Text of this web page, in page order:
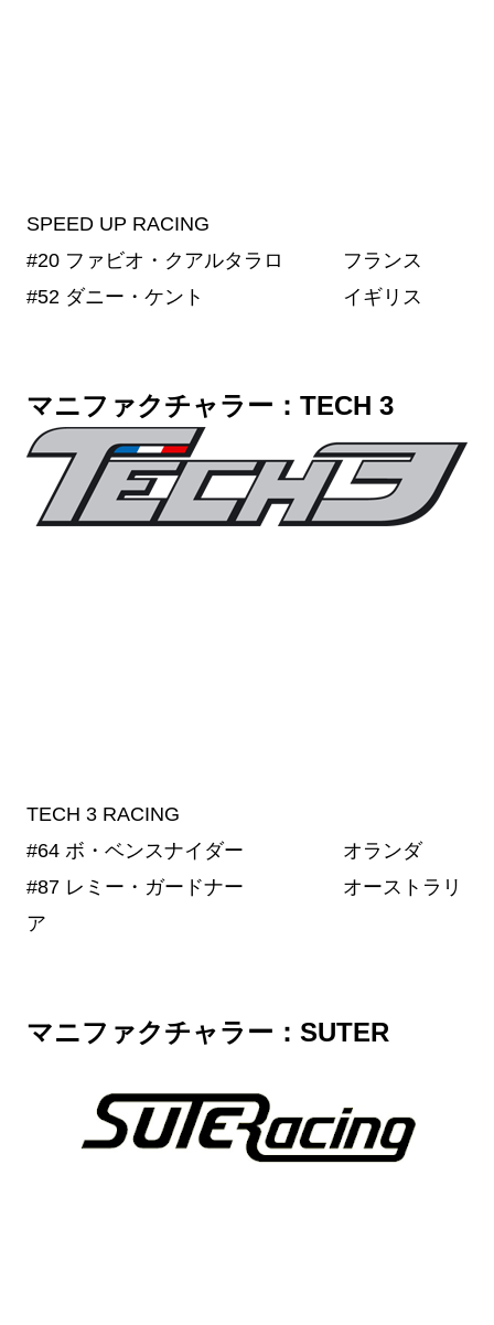
SPEED UP RACING
#20 ファビオ・クアルタラロ フランス
#52 ダニー・ケント イギリス
マニファクチャラー：TECH 3
TECH 3 RACING
#64 ボ・ベンスナイダー オランダ
#87 レミー・ガードナー オーストラリ
ア
マニファクチャラー：SUTER